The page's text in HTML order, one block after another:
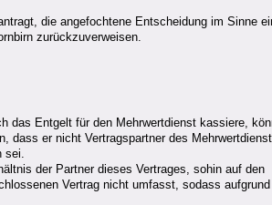
die angefochtene Entscheidung im Sinne
zurückzuverweisen.
das Entgelt für den Mehrwertdienst kassiere,
dass er nicht Vertragspartner des
sei.
der Partner dieses Vertrages, sohin auf den
Vertrag nicht umfasst, sodass